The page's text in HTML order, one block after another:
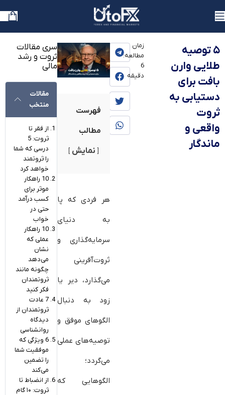
یوتوفارکس
۵ توصیه
طلایی وارن
بافت برای
دستیابی به
ثروت
واقعی و
ماندگار
زمان
مطالعه:
6
دقیقه
فهرست
مطالب
نمایش
هر فردی که پا
به دنیای
سرمایه‌گذاری و
ثروت‌آفرینی
می‌گذارد، دیر یا
زود به دنبال
الگوهای موفق و
توصیه‌های عملی
می‌گردد؛
الگوهایی که
سری مقالات
ثروت و رشد
مالی
مقالات
منتخب
از فقر تا
ثروت: 5
درسی که شما
را ثروتمند
خواهد کرد
10 راهکار
موثر برای
کسب درآمد
حتی در
خواب
10 راهکار
عملی که
نشان
می‌دهد
چگونه مانند
ثروتمندان
فکر کنید
7 عادت
ثروتمندان از
دیدگاه
روانشناسی
6 ویژگی که
موفقیت شما
را تضمین
می‌کند
از انضباط تا
ثروت: ۱۰ گام